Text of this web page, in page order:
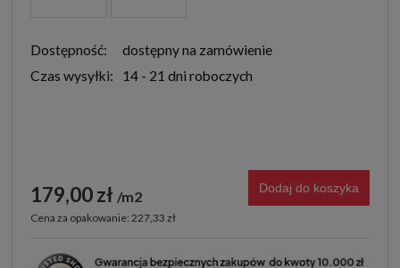
Dostępność:
dostępny na zamówienie
Czas wysyłki:
14 - 21 dni roboczych
179,00 zł m2
Cena za opakowanie: 227,33 zł
Dodaj do koszyka